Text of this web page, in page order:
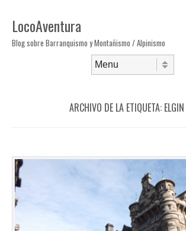
LocoAventura
Blog sobre Barranquismo y Montañismo / Alpinismo
ARCHIVO DE LA ETIQUETA: ELGIN